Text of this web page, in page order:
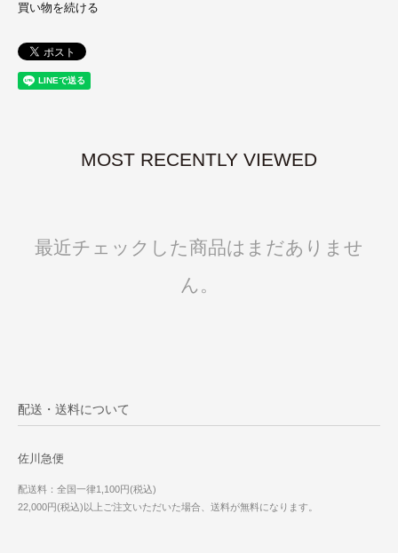
買い物を続ける
MOST RECENTLY VIEWED
最近チェックした商品はまだありませ
ん。
配送・送料について
佐川急便
配送料：全国一律1,100円(税込)
22,000円(税込)以上ご注文いただいた場合、送料が無料になります。